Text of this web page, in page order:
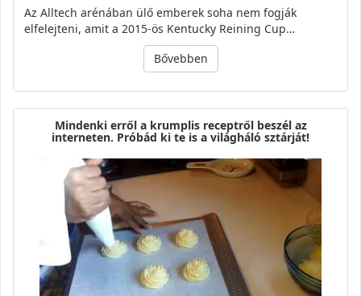
Az Alltech arénában ülő emberek soha nem fogják
elfelejteni, amit a 2015-ös Kentucky Reining Cup…
Bővebben
Mindenki erről a krumplis receptről beszél az
interneten. Próbád ki te is a világháló sztárját!